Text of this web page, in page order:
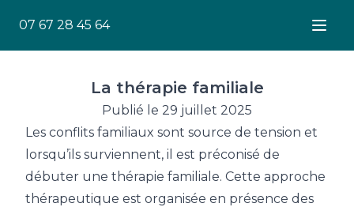
07 67 28 45 64
La thérapie familiale
Publié le 29 juillet 2025
Les conflits familiaux sont source de tension et
lorsqu’ils surviennent, il est préconisé de
débuter une thérapie familiale. Cette approche
thérapeutique est organisée en présence des